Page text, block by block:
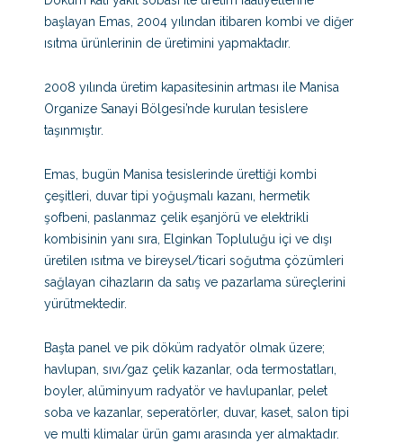
Odöksan
Emas
Elsel
Elba
Elsan
Matel
Ar Muslukçuluk
Eleks
Emar
Tezel
Eke İnşaat
başlayan Emas, 2004 yılından itibaren kombi ve diğer
ısıtma ürünlerinin de üretimini yapmaktadır.
2008 yılında üretim kapasitesinin artması ile Manisa
Organize Sanayi Bölgesi’nde kurulan tesislere
taşınmıştır.
Emas, bugün Manisa tesislerinde ürettiği kombi
çeşitleri, duvar tipi yoğuşmalı kazanı, hermetik
şofbeni, paslanmaz çelik eşanjörü ve elektrikli
kombisinin yanı sıra, Elginkan Topluluğu içi ve dışı
üretilen ısıtma ve bireysel/ticari soğutma çözümleri
sağlayan cihazların da satış ve pazarlama süreçlerini
yürütmektedir.
Başta panel ve pik döküm radyatör olmak üzere;
havlupan, sıvı/gaz çelik kazanlar, oda termostatları,
boyler, alüminyum radyatör ve havlupanlar, pelet
soba ve kazanlar, seperatörler, duvar, kaset, salon tipi
ve multi klimalar ürün gamı arasında yer almaktadır.